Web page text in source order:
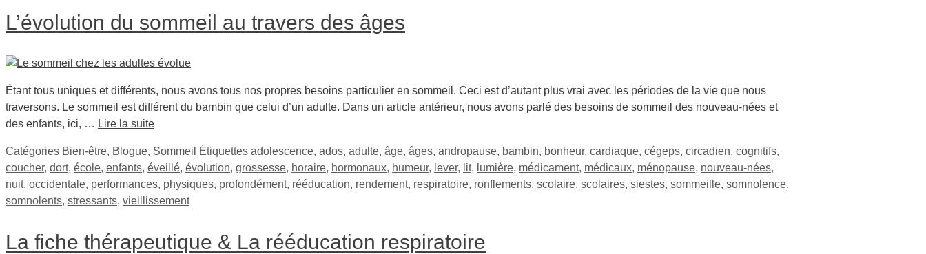
L’évolution du sommeil au travers des âges
Étant tous uniques et différents, nous avons tous nos propres besoins particulier en sommeil. Ceci est d’autant plus vrai avec les périodes de la vie que nous
traversons. Le sommeil est différent du bambin que celui d’un adulte. Dans un article antérieur, nous avons parlé des besoins de sommeil des nouveau-nées et
des enfants, ici, … Lire la suite
Catégories Bien-être, Blogue, Sommeil Étiquettes adolescence, ados, adulte, âge, âges, andropause, bambin, bonheur, cardiaque, cégeps, circadien, cognitifs,
coucher, dort, école, enfants, éveillé, évolution, grossesse, horaire, hormonaux, humeur, lever, lit, lumière, médicament, médicaux, ménopause, nouveau-nées,
nuit, occidentale, performances, physiques, profondément, rééducation, rendement, respiratoire, ronflements, scolaire, scolaires, siestes, sommeille, somnolence,
somnolents, stressants, vieillissement
La fiche thérapeutique & La rééducation respiratoire